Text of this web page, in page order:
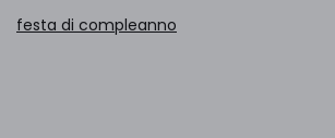
festa di compleanno